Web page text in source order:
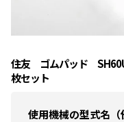
住友 ゴムパッド
枚セット
使用機械の型式名（